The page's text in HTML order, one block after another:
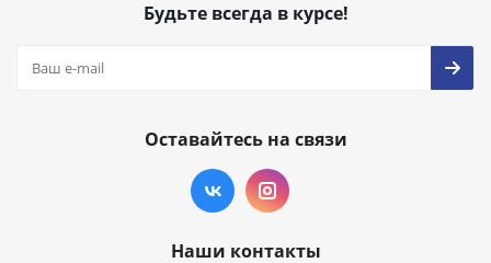
Будьте всегда в курсе!
Оставайтесь на связи
Наши контакты